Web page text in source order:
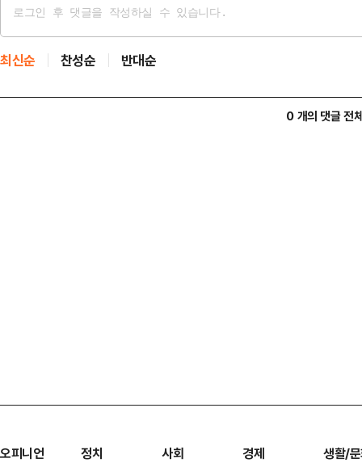
최신순 찬성순 반대순
0 개의 댓글 전
오피니언 정치 사회 경제 생활/